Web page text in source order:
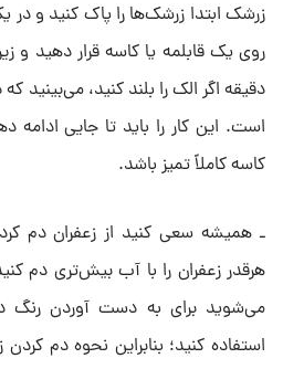
زرشک ابتدا زرشک‌ها را پاک کنید و در
روی یک قابلمه یا کاسه قرار دهید و
دقیقه اگر الک را بلند کنید، می‌بینید
است. این کار را باید تا جایی ادامه
کاسه کاملاً تمیز باشد.
ـ همیشه سعی کنید از زعفران دم
هرقدر زعفران را با آب بیش‌تری دم
می‌شوید برای به دست آوردن رنگ
استفاده کنید؛ بنابراین نحوه دم